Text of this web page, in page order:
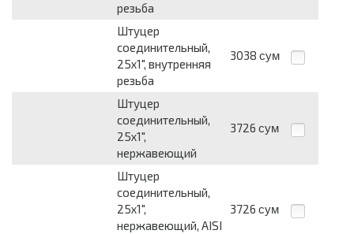
резьба
Штуцер
соединительный,
25х1", внутренняя
резьба
3038 сум
Штуцер
соединительный,
25х1",
нержавеющий
3726 сум
Штуцер
соединительный,
25х1",
нержавеющий, AISI
3726 сум